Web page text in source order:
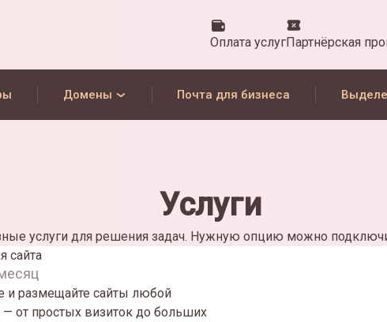
Оплата услугПартнёрская
Домены Почта для бизнеса
Услуги
услуги для решения задач. Нужную опцию можно
сайта
и размещайте сайты любой
от простых визиток до больших